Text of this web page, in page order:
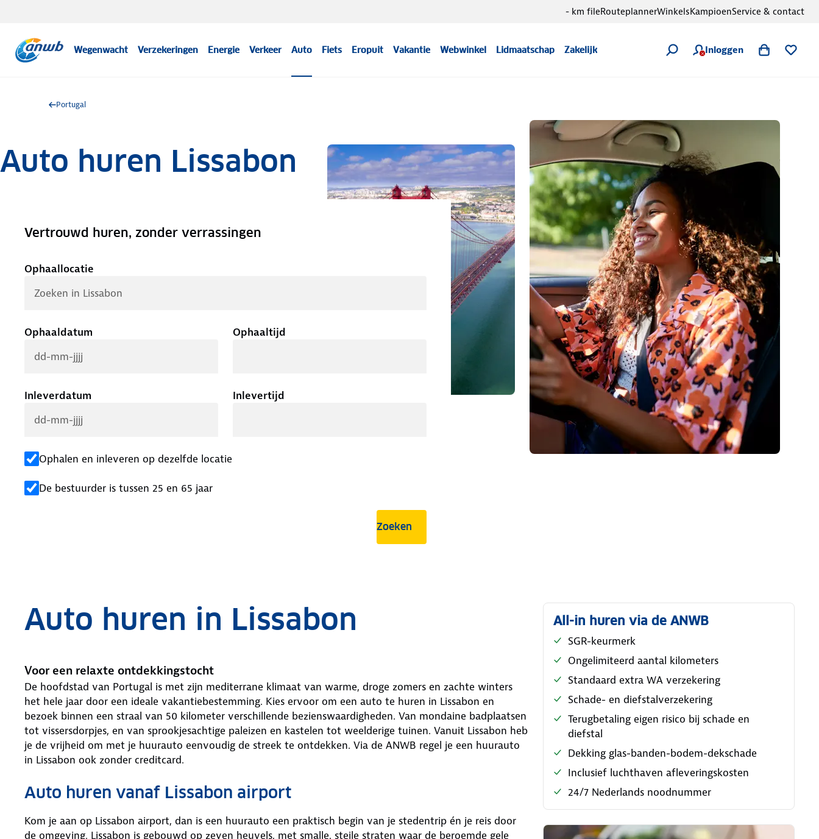
Wegenwacht Verzekeringen Energie Verkeer Auto Fiets Eropuit Vakantie Webwinkel Lidmaatschap Zakelijk Inloggen
- km fileRouteplannerWinkelsKampioenService & contact
Portugal
Auto huren Lissabon
Vertrouwd huren, zonder verrassingen
Ophaallocatie
Ophaaldatum Ophaaltijd
Inleverdatum Inlevertijd
Ophalen en inleveren op dezelfde locatie
De bestuurder is tussen 25 en 65 jaar
Zoeken
Auto huren in Lissabon
Voor een relaxte ontdekkingstocht
De hoofdstad van Portugal is met zijn mediterrane klimaat van warme, droge zomers en zachte winters
het hele jaar door een ideale vakantiebestemming. Kies ervoor om een auto te huren in Lissabon en
bezoek binnen een straal van 50 kilometer verschillende bezienswaardigheden. Van mondaine badplaatsen
tot vissersdorpjes, en van sprookjesachtige paleizen en kastelen tot weelderige tuinen. Vanuit Lissabon heb
je de vrijheid om met je huurauto eenvoudig de streek te ontdekken. Via de ANWB regel je een huurauto
in Lissabon ook zonder creditcard.
Auto huren vanaf Lissabon airport
Kom je aan op Lissabon airport, dan is een huurauto een praktisch begin van je stedentrip én je reis door
de omgeving. Lissabon is gebouwd op zeven heuvels, met smalle, steile straten waar de beroemde gele
All-in huren via de ANWB
SGR-keurmerk
Ongelimiteerd aantal kilometers
Standaard extra WA verzekering
Schade- en diefstalverzekering
Terugbetaling eigen risico bij schade en
diefstal
Dekking glas-banden-bodem-dekschade
Inclusief luchthaven afleveringskosten
24/7 Nederlands noodnummer